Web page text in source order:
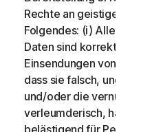
Rechte an geistigem
Folgendes: (i) Alle
Daten sind korrekt; (ii)
Einsendungen von
dass sie falsch,
und/oder die
verleumderisch,
belästigend für